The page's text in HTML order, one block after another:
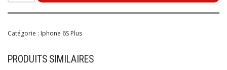
Catégorie : Iphone 6S Plus
PRODUITS SIMILAIRES